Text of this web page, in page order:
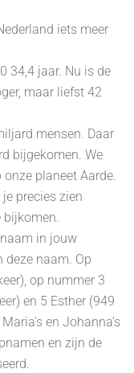
iets meer
34,4 jaar. Nu is de
maar liefst 42
mensen. Daar
bijgekomen. We
planeet Aarde.
je precies zien
bijkomen.
in jouw
deze naam. Op
op nummer 3
en 5 Esther (949
en Johanna’s
en zijn de